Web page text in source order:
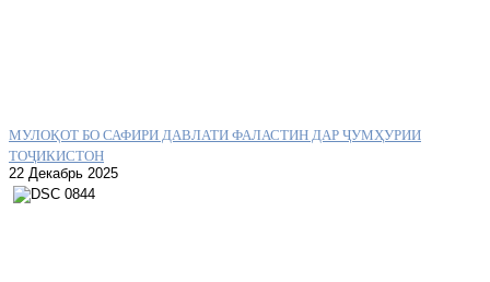
МУЛОҚОТ БО САФИРИ ДАВЛАТИ ФАЛАСТИН ДАР ҶУМҲУРИИ
ТОҶИКИСТОН
22 Декабрь 2025